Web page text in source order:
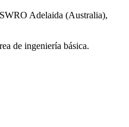
Adelaida (Australia),
de ingeniería básica.